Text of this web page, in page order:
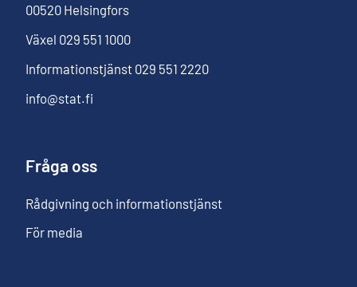
00520 Helsingfors
Växel 029 551 1000
Informationstjänst 029 551 2220
info@stat.fi
Fråga oss
Rådgivning och informationstjänst
För media